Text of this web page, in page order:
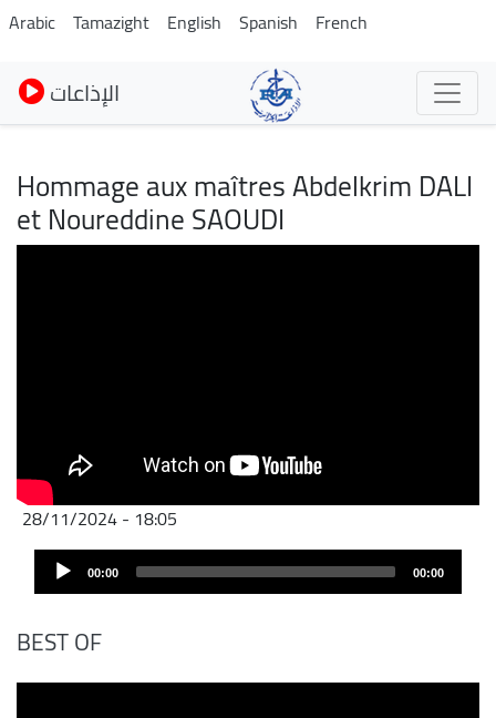
Pasar
al
contenido
principal
Arabic Tamazight English Spanish French
الإذاعات
Hommage aux maîtres Abdelkrim DALI
et Noureddine SAOUDI
28/11/2024 - 18:05
Archivo
audio
Audio
Player 00:00 00:00
BEST OF